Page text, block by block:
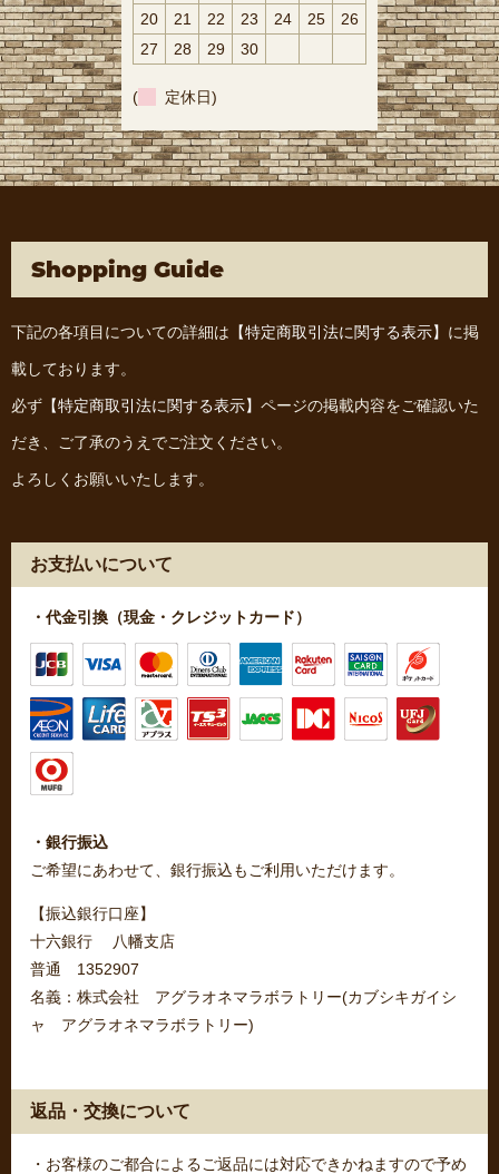
20 21 22 23 24 25
26
27
28 29 30
( 定休日)
Shopping Guide
下記の各項目についての詳細は 【特定商取引法に関する表示】 に掲
載しております。
必ず 【特定商取引法に関する表示】 ページの掲載内容をご確認いた
だき、ご了承のうえでご注文ください。
よろしくお願いいたします。
お支払いについて
・代金引換（現金・クレジットカード）
・銀行振込
ご希望にあわせて、銀行振込もご利用いただけます。
【振込銀行口座】
十六銀行 八幡支店
普通 1352907
名義：株式会社 アグラオネマラボラトリー(カブシキガイシ
ャ アグラオネマラボラトリー)
返品・交換について
・お客様のご都合によるご返品には対応できかねますので予め